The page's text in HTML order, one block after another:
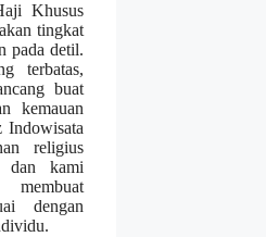
Khusus
tingkat
pada detil.
terbatas,
buat
kemauan
Indowisata
religius
kami
dengan